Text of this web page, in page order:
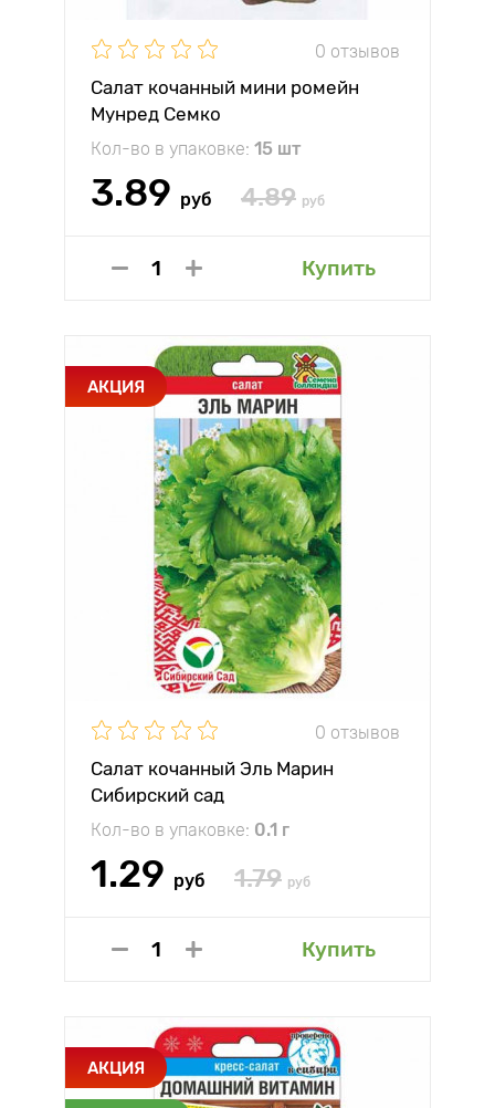
0 отзывов
Салат кочанный мини ромейн
Мунред Семко
Кол-во в упаковке: 15 шт
3.89 руб 4.89 руб
Купить
АКЦИЯ
0 отзывов
Салат кочанный Эль Марин
Сибирский сад
Кол-во в упаковке: 0.1 г
1.29 руб 1.79 руб
Купить
АКЦИЯ